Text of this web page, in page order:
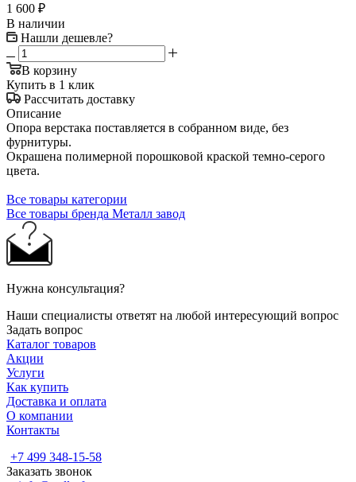
1 600 ₽
В наличии
Нашли дешевле?
В корзину
Купить в 1 клик
Рассчитать доставку
Описание
Опора верстака поставляется в собранном виде, без
фурнитуры.
Окрашена полимерной порошковой краской темно-серого
цвета.
Все товары категории
Все товары бренда Металл завод
Нужна консультация?
Наши специалисты ответят на любой интересующий вопрос
Задать вопрос
Каталог товаров
Акции
Услуги
Как купить
Доставка и оплата
О компании
Контакты
+7 499 348-15-58
Заказать звонок